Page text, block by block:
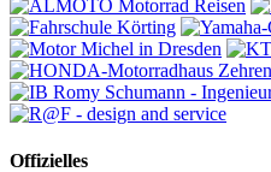
Offizielles